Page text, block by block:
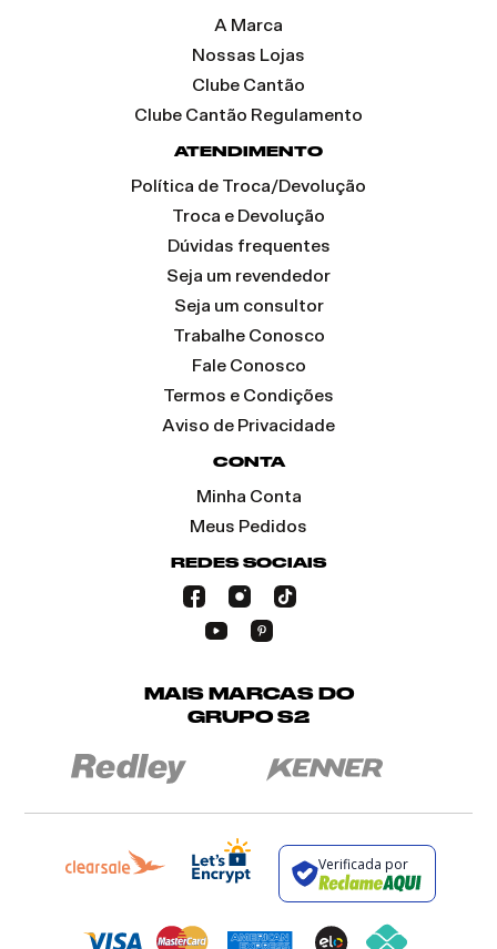
A Marca
Nossas Lojas
Clube Cantão
Clube Cantão Regulamento
ATENDIMENTO
Política de Troca/Devolução
Troca e Devolução
Dúvidas frequentes
Seja um revendedor
Seja um consultor
Trabalhe Conosco
Fale Conosco
Termos e Condições
Aviso de Privacidade
CONTA
Minha Conta
Meus Pedidos
REDES SOCIAIS
MAIS MARCAS DO
GRUPO S2
Verificada por